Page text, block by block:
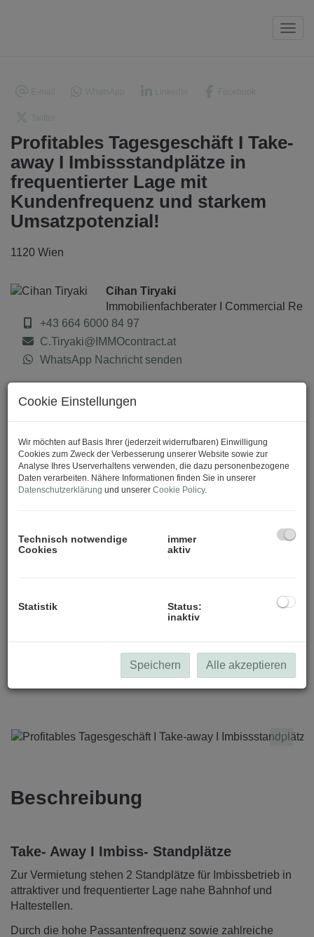
Profitables Tagesgeschäft I Take-
away I Imbissstandplätze in
frequentierter Lage mit
Kundenfrequenz und starkem
Umsatzpotenzial!
1120 Wien
Cihan Tiryaki
Immobilienfachberater I Commercial
+43 664 6000 84 97
C.Tiryaki@IMMOcontract.at
WhatsApp Nachricht senden
Beschreibung
Take- Away I Imbiss- Standplätze
Zur Vermietung stehen 2 Standplätze für Imbissbetrieb in
attraktiver und frequentierter Lage nahe Bahnhof und
Haltestellen.
Durch die hohe Passantenfrequenz sowie zahlreiche
Cookie Einstellungen
Wir möchten auf Basis Ihrer (jederzeit widerrufbaren) Einwilligung
Cookies zum Zweck der Verbesserung unserer Website sowie zur
Analyse Ihres Userverhaltens verwenden, die dazu personenbezogene
Daten verarbeiten. Nähere Informationen finden Sie in unserer
Datenschutzerklärung und unserer Cookie Policy.
Technisch notwendige
Cookies
immer
aktiv
Statistik
Status:
inaktiv
Speichern Alle akzeptieren